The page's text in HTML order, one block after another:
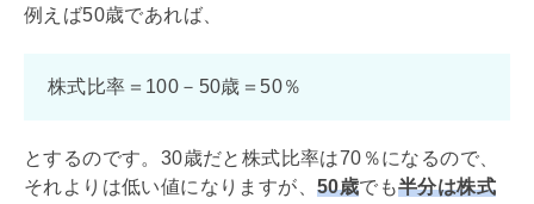
例えば50歳であれば、
株式比率＝100－50歳＝50％
とするのです。30歳だと株式比率は70％になるので、
それよりは低い値になりますが、 50歳でも半分は株式